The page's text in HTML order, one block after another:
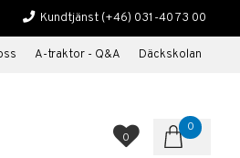
Kundtjänst (+46) 031-40 73 00
A-traktor - Q&A Däckskolan
0
0